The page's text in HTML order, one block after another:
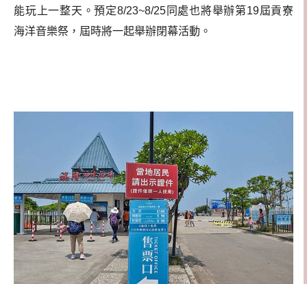
能玩上一整天。預定8/23~8/25同處也將舉辦第19屆貢寮
海洋音樂祭，屆時將一起舉辦閉幕活動。